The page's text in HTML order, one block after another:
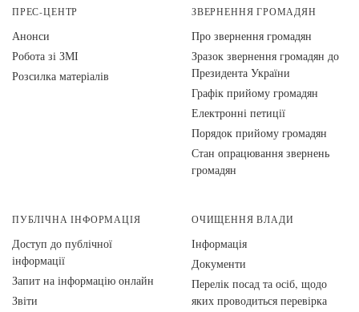
ПРЕС-ЦЕНТР
Анонси
Робота зі ЗМІ
Розсилка матеріалів
ЗВЕРНЕННЯ ГРОМАДЯН
Про звернення громадян
Зразок звернення громадян до
Президента України
Графік прийому громадян
Електронні петиції
Порядок прийому громадян
Стан опрацювання звернень
громадян
ПУБЛІЧНА ІНФОРМАЦІЯ
Доступ до публічної
інформації
Запит на інформацію онлайн
Звіти
ОЧИЩЕННЯ ВЛАДИ
Інформація
Документи
Перелік посад та осіб, щодо
яких проводиться перевірка